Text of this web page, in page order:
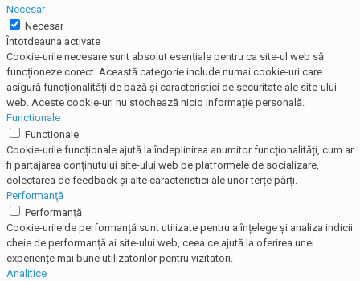
Necesar
Necesar
Întotdeauna activate
Cookie-urile necesare sunt absolut esențiale pentru ca site-ul web să
funcționeze corect. Această categorie include numai cookie-uri care
asigură funcționalități de bază și caracteristici de securitate ale site-ului
web. Aceste cookie-uri nu stochează nicio informație personală.
Functionale
Functionale
Cookie-urile funcționale ajută la îndeplinirea anumitor funcționalități, cum ar
fi partajarea conținutului site-ului web pe platformele de socializare,
colectarea de feedback și alte caracteristici ale unor terțe părți.
Performanţă
Performanţă
Cookie-urile de performanță sunt utilizate pentru a înțelege și analiza indicii
cheie de performanță ai site-ului web, ceea ce ajută la oferirea unei
experiențe mai bune utilizatorilor pentru vizitatori.
Analitice